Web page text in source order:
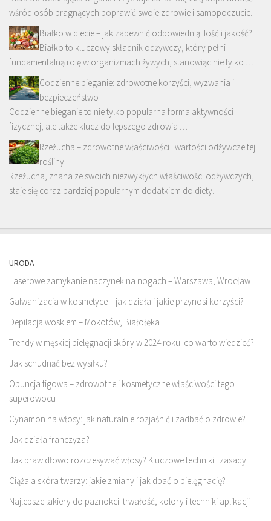
wśród osób pragnących poprawić swoje zdrowie i samopoczucie. …
Białko w diecie – jak zapewnić odpowiednią ilość i jakość?
Białko to kluczowy składnik odżywczy, który pełni
fundamentalną rolę w organizmach żywych, stanowiąc nie tylko …
Codzienne bieganie: zdrowotne korzyści, wyzwania i
bezpieczeństwo
Codzienne bieganie to nie tylko popularna forma aktywności
fizycznej, ale także klucz do lepszego zdrowia …
Rzeżucha – zdrowotne właściwości i wartości odżywcze tej
rośliny
Rzeżucha, znana ze swoich niezwykłych właściwości odżywczych,
staje się coraz bardziej popularnym dodatkiem do diety. …
URODA
Laserowe zamykanie naczynek na nogach – Warszawa, Wrocław
Galwanizacja w kosmetyce – jak działa i jakie przynosi korzyści?
Depilacja woskiem – Mokotów, Białołęka
Trendy w męskiej pielęgnacji skóry w 2024 roku: co warto wiedzieć?
Jak schudnąć bez wysiłku?
Opuncja figowa – zdrowotne i kosmetyczne właściwości tego
superowocu
Cynamon na włosy: jak naturalnie rozjaśnić i zadbać o zdrowie?
Jak działa franczyza?
Jak prawidłowo rozczesywać włosy? Kluczowe techniki i zasady
Ciąża a skóra twarzy: jakie zmiany i jak dbać o pielęgnację?
Najlepsze lakiery do paznokci: trwałość, kolory i techniki aplikacji